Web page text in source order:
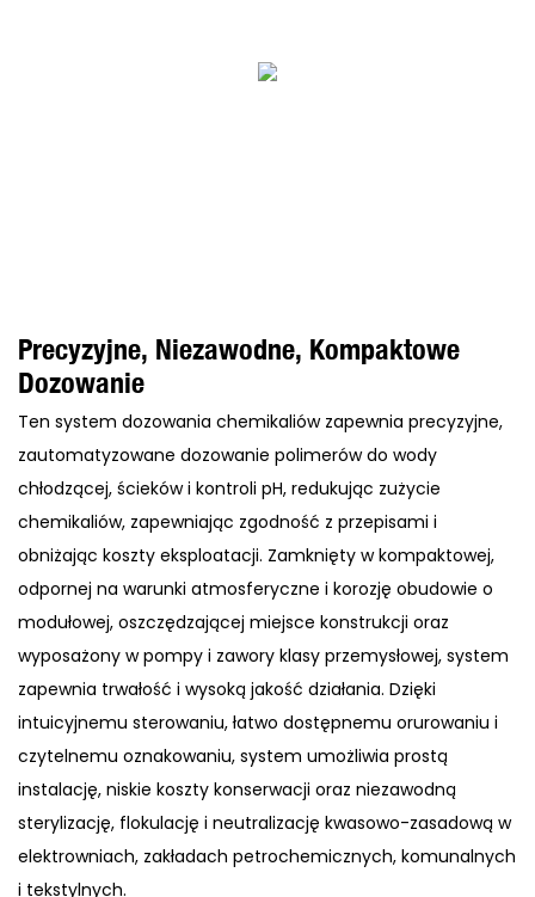
Precyzyjne, Niezawodne, Kompaktowe
Dozowanie
Ten system dozowania chemikaliów zapewnia precyzyjne,
zautomatyzowane dozowanie polimerów do wody
chłodzącej, ścieków i kontroli pH, redukując zużycie
chemikaliów, zapewniając zgodność z przepisami i
obniżając koszty eksploatacji. Zamknięty w kompaktowej,
odpornej na warunki atmosferyczne i korozję obudowie o
modułowej, oszczędzającej miejsce konstrukcji oraz
wyposażony w pompy i zawory klasy przemysłowej, system
zapewnia trwałość i wysoką jakość działania. Dzięki
intuicyjnemu sterowaniu, łatwo dostępnemu orurowaniu i
czytelnemu oznakowaniu, system umożliwia prostą
instalację, niskie koszty konserwacji oraz niezawodną
sterylizację, flokulację i neutralizację kwasowo-zasadową w
elektrowniach, zakładach petrochemicznych, komunalnych
i tekstylnych.